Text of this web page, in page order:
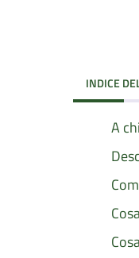
INDICE
A